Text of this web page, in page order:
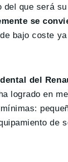
del que será
se
bajo coste
del
logrado en
de